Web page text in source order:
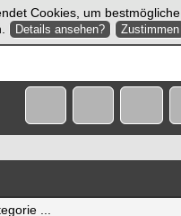
Cookies, um
Details ansehen? Zustimmen